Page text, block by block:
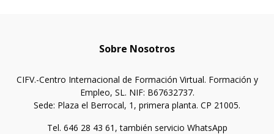
Sobre Nosotros
CIFV.-Centro Internacional de Formación Virtual. Formación y
Empleo, SL. NIF: B67632737.
Sede: Plaza el Berrocal, 1, primera planta. CP 21005.
Tel. 646 28 43 61, también servicio WhatsApp